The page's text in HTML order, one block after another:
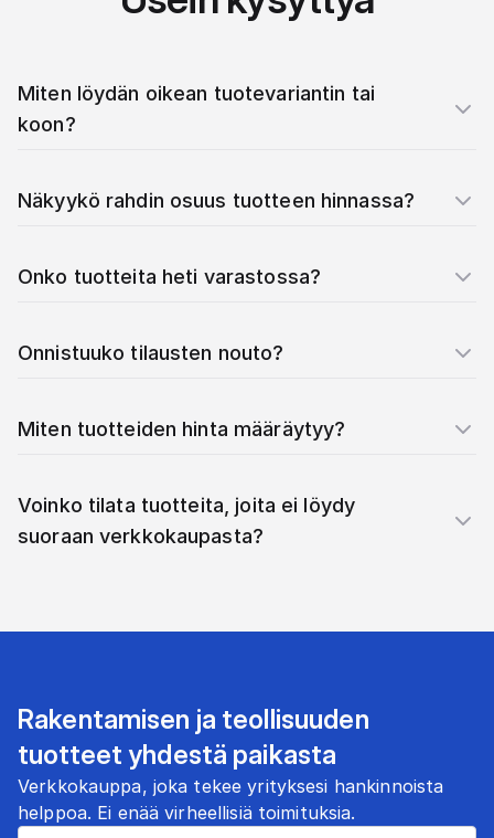
Miten löydän oikean tuotevariantin tai
koon?
Näkyykö rahdin osuus tuotteen hinnassa?
Onko tuotteita heti varastossa?
Onnistuuko tilausten nouto?
Miten tuotteiden hinta määräytyy?
Voinko tilata tuotteita, joita ei löydy
suoraan verkkokaupasta?
Rakentamisen ja teollisuuden
tuotteet yhdestä paikasta
Verkkokauppa, joka tekee yrityksesi hankinnoista
helppoa. Ei enää virheellisiä toimituksia.